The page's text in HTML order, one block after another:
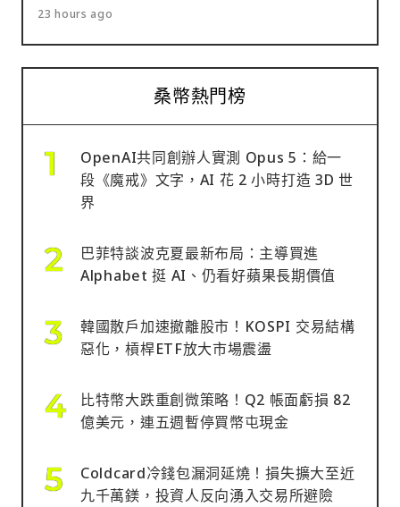
23 hours ago
桑幣熱門榜
OpenAI共同創辦人實測 Opus 5：給一
段《魔戒》文字，AI 花 2 小時打造 3D 世
界
巴菲特談波克夏最新布局：主導買進
Alphabet 挺 AI、仍看好蘋果長期價值
韓國散戶加速撤離股市！KOSPI 交易結構
惡化，槓桿ETF放大市場震盪
比特幣大跌重創微策略！Q2 帳面虧損 82
億美元，連五週暫停買幣屯現金
Coldcard冷錢包漏洞延燒！損失擴大至近
九千萬鎂，投資人反向湧入交易所避險